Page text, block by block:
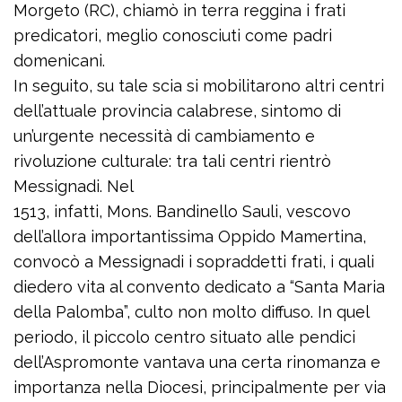
Morgeto (RC), chiamò in terra reggina i frati
predicatori, meglio conosciuti come padri
domenicani.
In seguito, su tale scia si mobilitarono altri centri
dell’attuale provincia calabrese, sintomo di
un’urgente necessità di cambiamento e
rivoluzione culturale: tra tali centri rientrò
Messignadi. Nel
1513, infatti, Mons. Bandinello Sauli, vescovo
dell’allora importantissima Oppido Mamertina,
convocò a Messignadi i sopraddetti frati, i quali
diedero vita al convento dedicato a “Santa Maria
della Palomba”, culto non molto diffuso. In quel
periodo, il piccolo centro situato alle pendici
dell’Aspromonte vantava una certa rinomanza e
importanza nella Diocesi, principalmente per via